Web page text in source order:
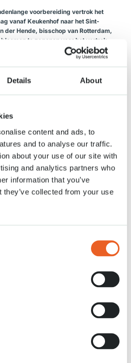
Details About
content and ads, to
and to analyse our traffic.
about your use of our site with
and analytics partners who
information that you’ve
they’ve collected from your use
voorbereiding vertrok het
vanaf Keukenhof naar het Sint-
der Hende, bisschop van Rotterdam,
te zegenen voor het vertrek.
op het Sint-Pietersplein een prachtig
van Nederlandse kwekers en handelaren.
et Orbi’, de zegen over de stad en
verzorgt samen met een team van
heilig jaar 2025 komen mooi terug in dit
gaat een zorgvuldige voorbereiding
is verantwoordelijk voor het vervoeren
naar Vaticaanstad. Dit gebeurt via een
en benodigde materialen op tijd
van de bloemenzee op het Sint-
levert op deze manier weer een kleurrijke